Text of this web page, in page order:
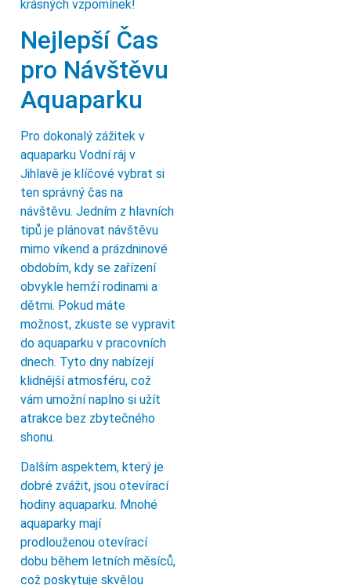
krásných vzpomínek!
Nejlepší Čas
pro Návštěvu
Aquaparku
Pro dokonalý zážitek v
aquaparku Vodní ráj v
Jihlavě je klíčové vybrat si
ten správný čas na
návštěvu. Jedním z hlavních
tipů je plánovat návštěvu
mimo víkend a prázdninové
obdobím, kdy se zařízení
obvykle hemží rodinami a
dětmi. Pokud máte
možnost, zkuste se vypravit
do aquaparku v pracovních
dnech. Tyto dny nabízejí
klidnější atmosféru, což
vám umožní naplno si užít
atrakce bez zbytečného
shonu.
Dalším aspektem, který je
dobré zvážit, jsou otevírací
hodiny aquaparku. Mnohé
aquaparky mají
prodlouženou otevírací
dobu během letních měsíců,
což poskytuje skvělou